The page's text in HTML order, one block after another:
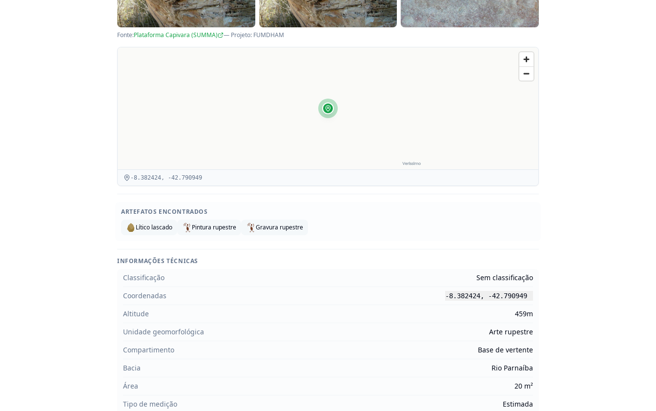
Fonte:Plataforma Capivara (SUMMA) — Projeto: FUMDHAM
-8.382424, -42.790949
ARTEFATOS ENCONTRADOS
Lítico lascado
Pintura rupestre Gravura rupestre
INFORMAÇÕES TÉCNICAS
Classificação
Sem classificação
Coordenadas
-8.382424, -42.790949
Altitude
459m
Unidade geomorfológica
Arte rupestre
Compartimento
Base de vertente
Bacia
Rio Parnaíba
Área
20 m²
Tipo de medição
Estimada